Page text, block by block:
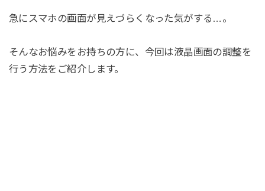
急にスマホの画面が見えづらくなった気がする…。
そんなお悩みをお持ちの方に、今回は液晶画面の調整を
行う方法をご紹介します。